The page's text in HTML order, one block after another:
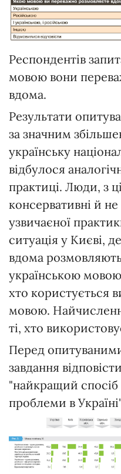
Респондентів
мовою вони
вдома.
Результати
за значним
українську
відбулося
практиці. Люди, з
консервативні й
узвичаєної
ситуація у Києві,
вдома
українською
хто користується
мовою.
ті, хто
Перед
завдання
"найкращий
проблеми в